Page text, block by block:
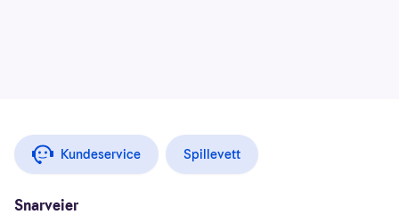
Kundeservice Spillevett
Snarveier